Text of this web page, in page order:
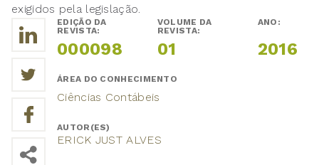
exigidos pela legislação.
EDIÇÃO DA
REVISTA:
000098
VOLUME DA
REVISTA:
01
ANO:
2016
ÁREA DO CONHECIMENTO
Ciências Contábeis
AUTOR(ES)
ERICK JUST ALVES